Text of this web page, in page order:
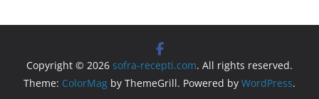
Copyright © 2026 sofra-recepti.com. All rights reserved.
Theme: ColorMag by ThemeGrill. Powered by WordPress.